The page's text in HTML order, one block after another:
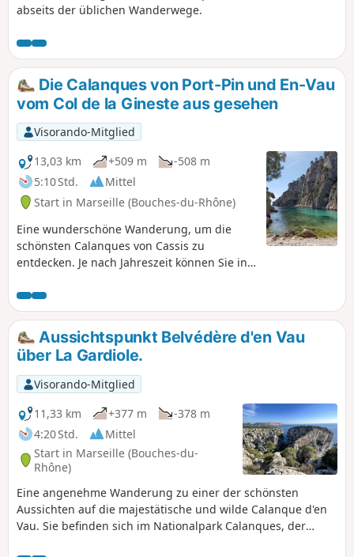
abseits der üblichen Wanderwege.
Die Calanques von Port-Pin und En-Vau
vom Col de la Gineste aus gesehen
Visorando-Mitglied
13,03 km
+509 m
-508 m
5:10 Std.
Mittel
Start in Marseille (Bouches-du-Rhône)
Eine wunderschöne Wanderung, um die
schönsten Calanques von Cassis zu
entdecken. Je nach Jahreszeit können Sie in
En-Vau baden. Sie befinden sich im
Nationalpark Calanques, der besonderen
Vorschriften unterliegt. Bei Nichtbeachtung
dieser Vorschriften droht Ihnen eine
Geldstrafe von bis zu 1500 €.
Aussichtspunkt Belvédère d'en Vau
über La Gardiole.
Visorando-Mitglied
11,33 km
+377 m
-378 m
4:20 Std.
Mittel
Start in Marseille (Bouches-du-
Rhône)
Eine angenehme Wanderung zu einer der schönsten
Aussichten auf die majestätische und wilde Calanque d'en
Vau. Sie befinden sich im Nationalpark Calanques, der